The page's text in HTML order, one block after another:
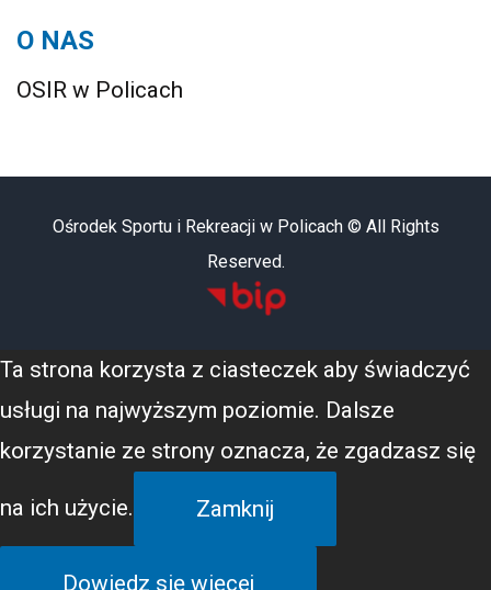
O NAS
OSIR w Policach
Ośrodek Sportu i Rekreacji w Policach © All Rights
Reserved.
Ta strona korzysta z ciasteczek aby świadczyć
usługi na najwyższym poziomie. Dalsze
korzystanie ze strony oznacza, że zgadzasz się
na ich użycie. Zamknij
Dowiedz się więcej